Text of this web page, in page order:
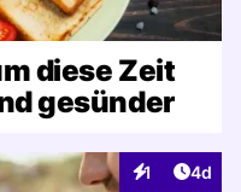
diese Zeit
gesünder
1
Interaktionen
4d